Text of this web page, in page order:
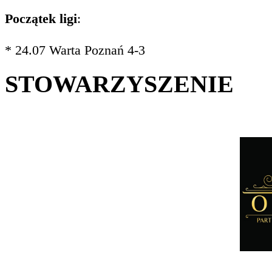
Początek ligi:
* 24.07 Warta Poznań 4-3
STOWARZYSZENIE